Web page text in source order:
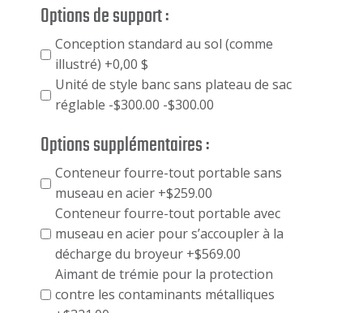
Options de support :
Conception standard au sol (comme
illustré) +0,00 $
Unité de style banc sans plateau de sac
réglable -$300.00 -$300.00
Options supplémentaires :
Conteneur fourre-tout portable sans
museau en acier +$259.00
Conteneur fourre-tout portable avec
museau en acier pour s’accoupler à la
décharge du broyeur +$569.00
Aimant de trémie pour la protection
contre les contaminants métalliques